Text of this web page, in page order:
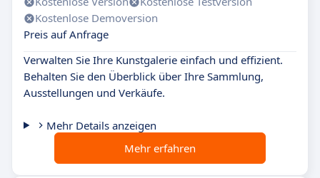
Kostenlose Demoversion
Preis auf Anfrage
Verwalten Sie Ihre Kunstgalerie einfach und effizient.
Behalten Sie den Überblick über Ihre Sammlung,
Ausstellungen und Verkäufe.
Mehr Details anzeigen
Mehr erfahren